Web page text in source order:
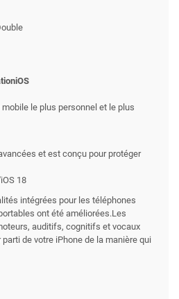
le plus personnel et le plus
et est conçu pour protéger
18
intégrées pour les téléphones
ont été améliorées.Les
auditifs, cognitifs et vocaux
de votre iPhone de la manière qui